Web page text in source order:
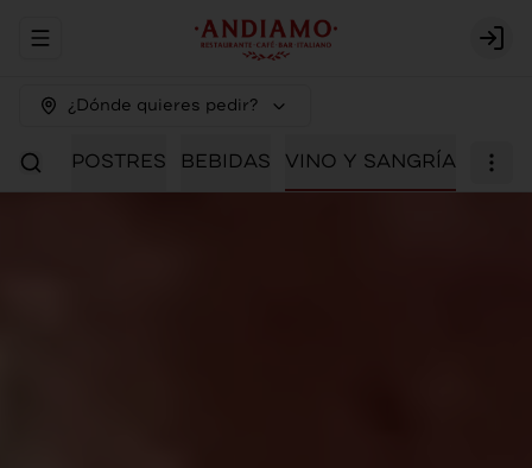
Abrir menu de navegación
¿Dónde quieres pedir?
POSTRES BEBIDAS VINO Y SANGRÍA